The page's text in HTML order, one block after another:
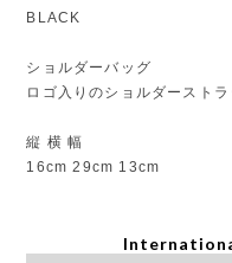
BLACK
ショルダーバッグ
ロゴ入りのショルダーストラ
縦 横 幅
16cm 29cm 13cm